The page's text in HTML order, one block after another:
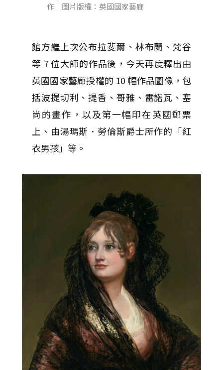
作｜圖片版權：英國國家藝廊
館方繼上次公布拉斐爾、林布蘭、梵谷
等 7 位大師的作品後，今天再度釋出由
英國國家藝廊授權的 10 幅作品圖像，包
括波提切利、提香、哥雅、雷諾瓦、塞
尚的畫作，以及第一幅印在英國郵票
上、由湯瑪斯．勞倫斯爵士所作的「紅
衣男孩」等。